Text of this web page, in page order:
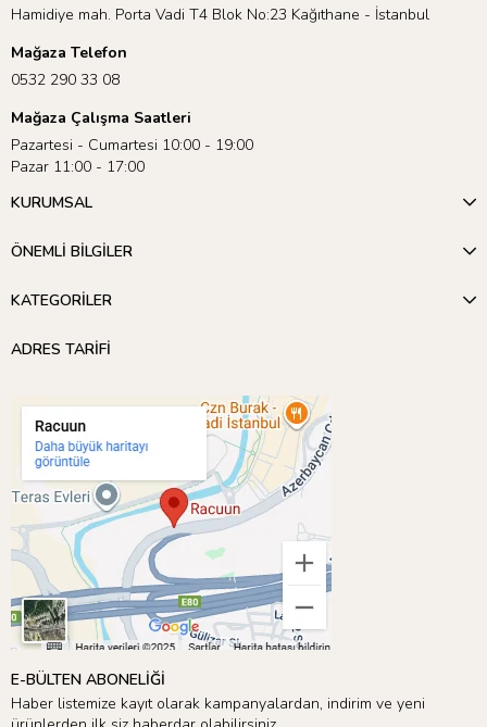
Bu set ile dilerseniz yüksek binaları olan modern bir şehir, peluş
hayvanlarınıza bir çiftlik yaratabilir hatta uzayda hareketli bir
koloni bile inşa edebilirsiniz! Sınırsız hayal gücüyle, sınırsız
eğlence sunan Magna-Tiles karelerini, çocuklarınızın sizin için
dersiniz?
Hamidiye mah. Porta Vadi T4 Blok No:23 Kağıthane - İstanbul
Mağaza Telefon
0532 290 33 08
Mağaza Çalışma Saatleri
Pazartesi - Cumartesi 10:00 - 19:00
Pazar 11:00 - 17:00
KURUMSAL
ÖNEMLİ BİLGİLER
KATEGORİLER
ADRES TARİFİ
E-BÜLTEN ABONELİĞİ
Haber listemize kayıt olarak kampanyalardan, indirim ve yeni